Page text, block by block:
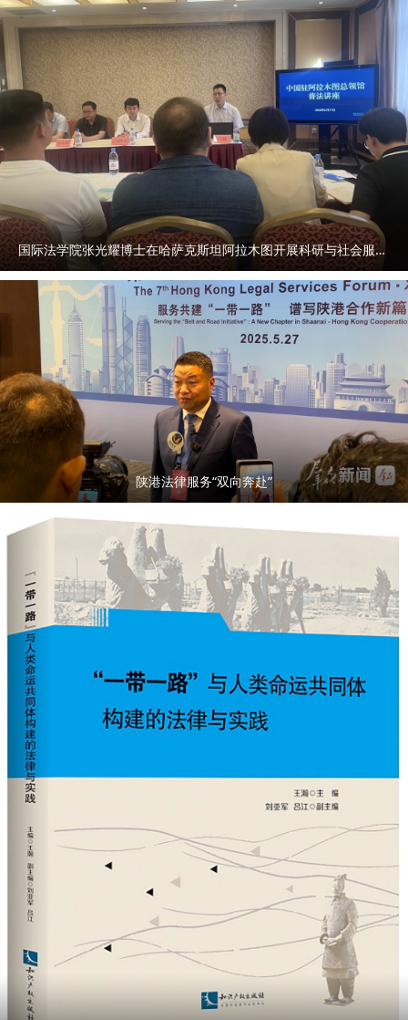
/news/newsDetail/7011/11348900.html?isShare=true
https://xzzsx.sxdaily.com.cn/app/template/displayTemplat
e/news/newsDetail/18499/11357072.html?isShare=true
国际法学院张光耀博士在哈萨克斯坦阿拉木图开展科研与社会服务活动
陕港法律服务“双向奔赴”